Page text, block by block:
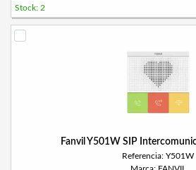
Stock: 2
Fanvil Y501W SIP
Referencia: Y501W